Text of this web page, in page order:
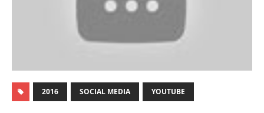
2016 SOCIAL MEDIA YOUTUBE